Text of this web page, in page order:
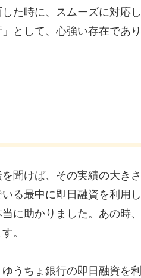
た時に、スムーズに対応
として、心強い存在であ
聞けば、その実績の大き
る最中に即日融資を利用
に助かりました。あの時
。
うちょ銀行の即日融資を利